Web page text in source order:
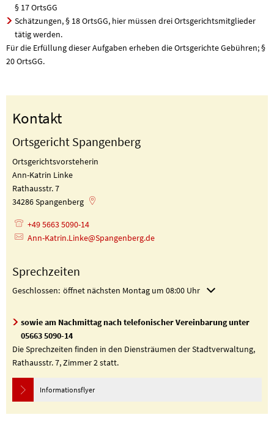
§ 17 OrtsGG
Schätzungen, § 18 OrtsGG, hier müssen drei Ortsgerichtsmitglieder
tätig werden.
Für die Erfüllung dieser Aufgaben erheben die Ortsgerichte Gebühren; §
20 OrtsGG.
Kontakt
Ortsgericht Spangenberg
Ortsgerichtsvorsteherin
Ann-Katrin Linke
Rathausstr. 7
34286Spangenberg
+49 5663 5090-14
Ann-Katrin.Linke@Spangenberg.de
Sprechzeiten
Klicken, um weitere Öffnungs- oder Schließzeiten auszublenden
Geschlossen: öffnet nächsten Montag um 08:00 Uhr
sowie am Nachmittag nach telefonischer Vereinbarung unter
05663 5090-14
Die Sprechzeiten finden in den Diensträumen der Stadtverwaltung,
Rathausstr. 7, Zimmer 2 statt.
Informationsflyer